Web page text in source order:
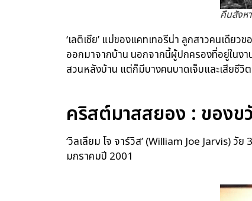
คืนสังห
‘เลติเชีย’ แม่ของแคทเทอรีน่า ลูกสาวคนเดีย
ออกมาจากบ้าน นอกจากนี้ผู้ปกครองที่อยู่ในงา
สวนหลังบ้าน แต่ก็มีบางคนบาดเจ็บและเสียชี
คริสต์มาสสยอง : ของ
‘วิลเลียม โจ จาร์วิส’ (William Joe Jarvis) วั
มกราคมปี 2001